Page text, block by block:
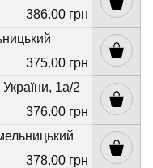
386.00 грн
375.00 грн
1а/2
376.00 грн
378.00 грн